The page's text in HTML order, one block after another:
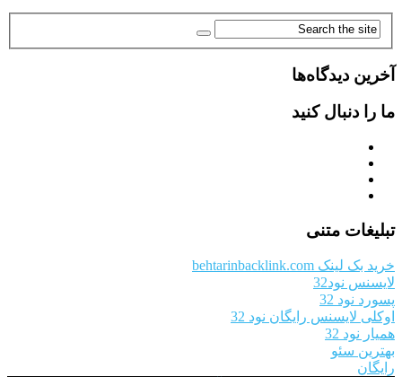
آخرین دیدگاه‌ها
ما را دنبال کنید
تبلیغات متنی
خرید بک لینک behtarinbacklink.com
لایسنس نود32
پسورد نود 32
اوکلی لایسنس رایگان نود 32
همیار نود 32
بهترین سئو
رایگان